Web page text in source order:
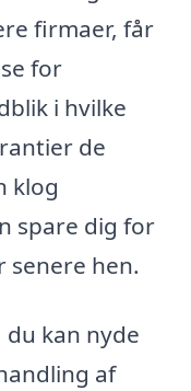
firmaer, får
for
i hvilke
de
klog
spare dig for
senere hen.
kan nyde
af